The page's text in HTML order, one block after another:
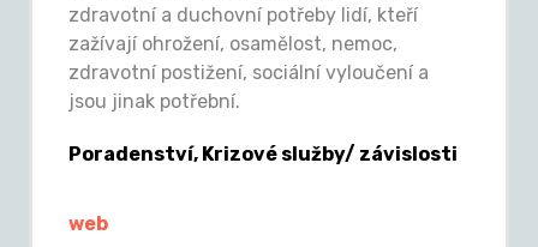
zdravotní a duchovní potřeby lidí, kteří
zažívají ohrožení, osamělost, nemoc,
zdravotní postižení, sociální vyloučení a
jsou jinak potřební.
Poradenství, Krizové služby/ závislosti
web